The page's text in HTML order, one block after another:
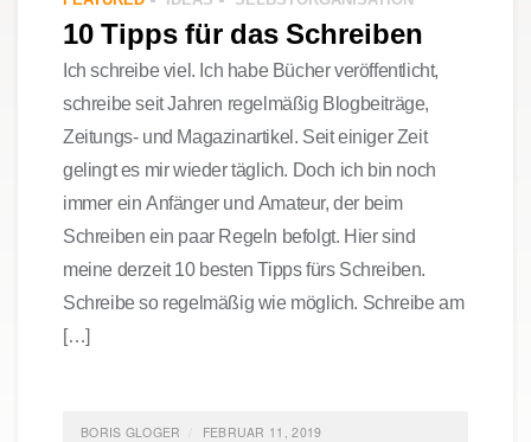
10 Tipps für das Schreiben
Ich schreibe viel. Ich habe Bücher veröffentlicht,
schreibe seit Jahren regelmäßig Blogbeiträge,
Zeitungs- und Magazinartikel. Seit einiger Zeit
gelingt es mir wieder täglich. Doch ich bin noch
immer ein Anfänger und Amateur, der beim
Schreiben ein paar Regeln befolgt. Hier sind
meine derzeit 10 besten Tipps fürs Schreiben.
Schreibe so regelmäßig wie möglich. Schreibe am
[…]
BORIS GLOGER FEBRUAR 11, 2019